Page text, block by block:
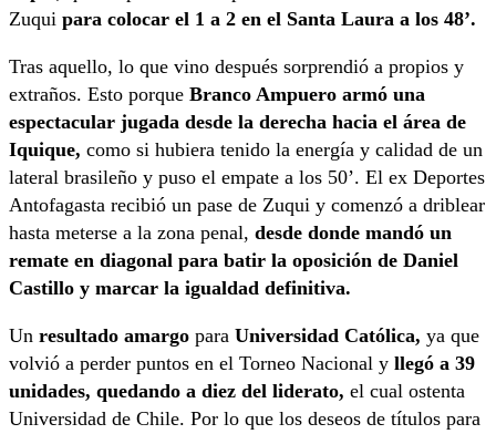
Zuqui para colocar el 1 a 2 en el Santa Laura a los 48’.
Tras aquello, lo que vino después sorprendió a propios y
extraños. Esto porque Branco Ampuero armó una
espectacular jugada desde la derecha hacia el área de
Iquique, como si hubiera tenido la energía y calidad de un
lateral brasileño y puso el empate a los 50’. El ex Deportes
Antofagasta recibió un pase de Zuqui y comenzó a driblear
hasta meterse a la zona penal, desde donde mandó un
remate en diagonal para batir la oposición de Daniel
Castillo y marcar la igualdad definitiva.
Un resultado amargo para Universidad Católica, ya que
volvió a perder puntos en el Torneo Nacional y llegó a 39
unidades, quedando a diez del liderato, el cual ostenta
Universidad de Chile. Por lo que los deseos de títulos para